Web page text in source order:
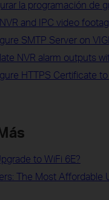
la programación de
and IPC video
SMTP Server on
NVR alarm outputs
HTTPS Certificate
to WiFi 6E?
The Most Affordable